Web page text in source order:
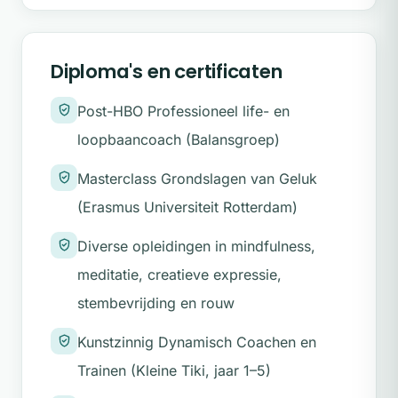
Wat doet een burn-out coach.
Veel vrouwen die bij mij komen ervaren
onder andere:
Slecht slapen, piekeren en innerlijke
onrust
Gewichtstoename en onzekerheid over
Twijfel over hun waarde en rol nu
zorgtaken veranderen
tweede helft van hun leven
Verlangen naar creativiteit, expressie,
Diploma's en certificaten
Post-HBO Professioneel life- en
loopbaancoach (Balansgroep)
Masterclass Grondslagen van Geluk
(Erasmus Universiteit Rotterdam)
Diverse opleidingen in mindfulness,
meditatie, creatieve expressie,
stembevrijding en rouw
Kunstzinnig Dynamisch Coachen en
Trainen (Kleine Tiki, jaar 1–5)